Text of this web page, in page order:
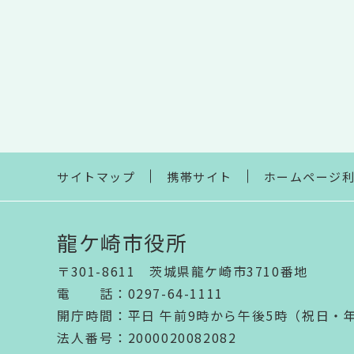
サイトマップ 携帯サイト ホームページ
龍ケ崎市役所
〒301-8611 茨城県龍ケ崎市3710番地
電話 ： 0297-64-1111
開庁時間 ： 平日 午前9時から午後5時（祝日・
法人番号 ：2000020082082